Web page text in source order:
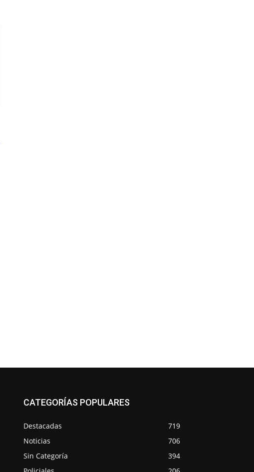
CATEGORÍAS POPULARES
Destacadas
719
Noticias
706
Sin Categoría
394